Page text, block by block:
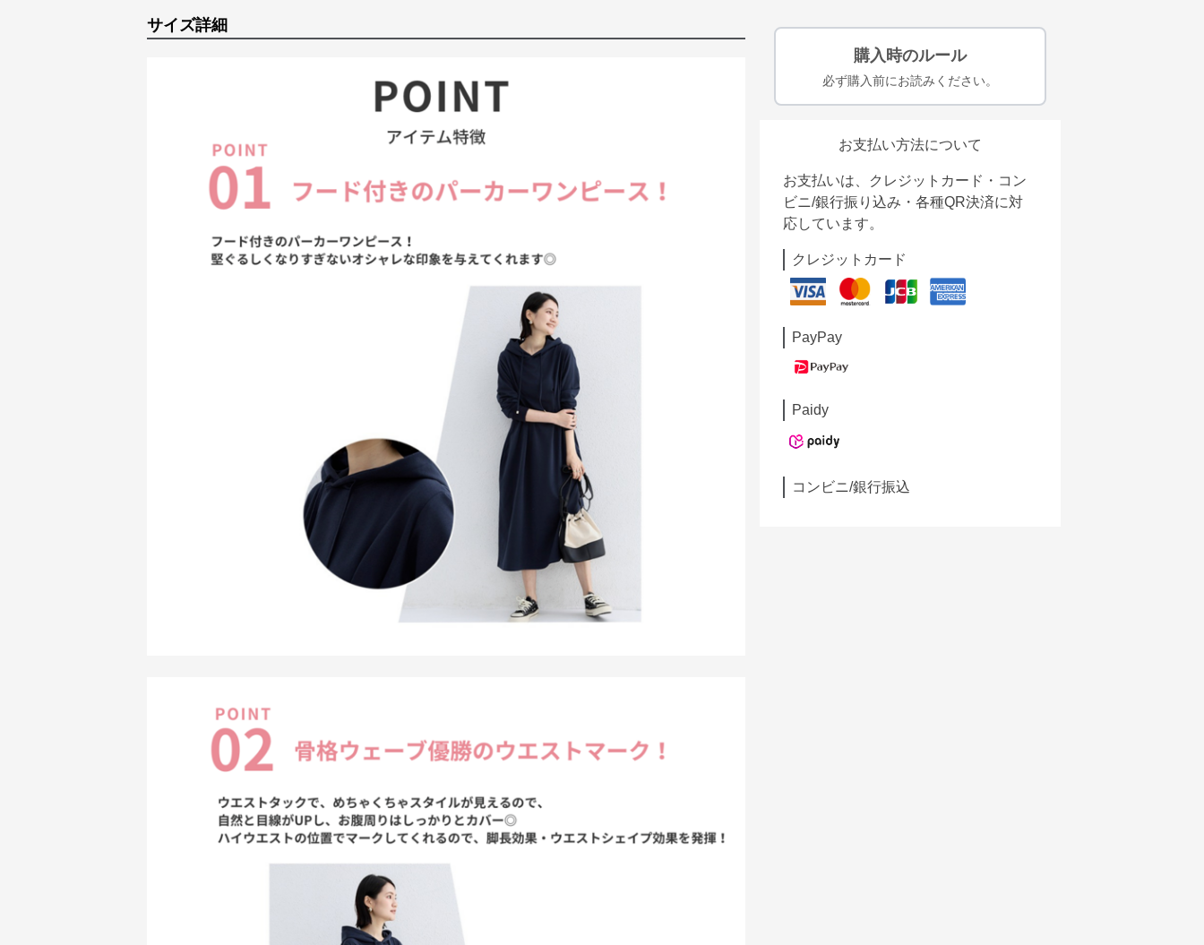
サイズ詳細
購入時のルール
必ず購入前にお読みください。
お支払い方法について
お支払いは、クレジットカード・コン
ビニ/銀行振り込み・各種QR決済に対
応しています。
クレジットカード
PayPay
Paidy
コンビニ/銀行振込